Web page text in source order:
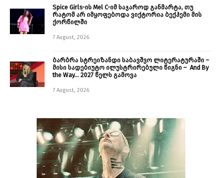
Spice Girls-ის Mel C-იმ საჯაროდ განმარტა, თუ
რატომ არ იმყოფებოდა ვიქტორია ბექჰემი მის
ქორწილში
7 August, 2026
ბარბრა სტრეიზანდი საბავშვო ლიტერატურაში –
მისი სადებიუტო ილუსტრირებული წიგნი – And By
the Way… 2027 წელს გამოვა
7 August, 2026